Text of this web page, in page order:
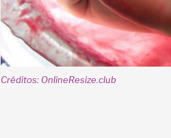
Créditos: OnlineResize.club